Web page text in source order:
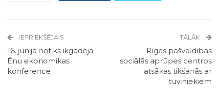
IEPRIEKŠĒJAIS
16. jūnijā notiks ikgadējā
Ēnu ekonomikas
konference
TĀLĀK
Rīgas pašvaldības
sociālās aprūpes centros
atsākas tikšanās ar
tuviniekiem